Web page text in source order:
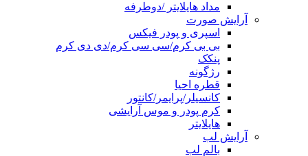
مداد هایلایتر /دوطرفه
آرایش صورت
اسپری و پودر فیکس
بی بی کرم/سی سی کرم/دی دی کرم
پنکک
رژگونه
قطره احیا
کانسیلر/پرایمر/کانتور
کرم پودر و موس آرایشی
هایلایتر
آرایش لب
بالم لب